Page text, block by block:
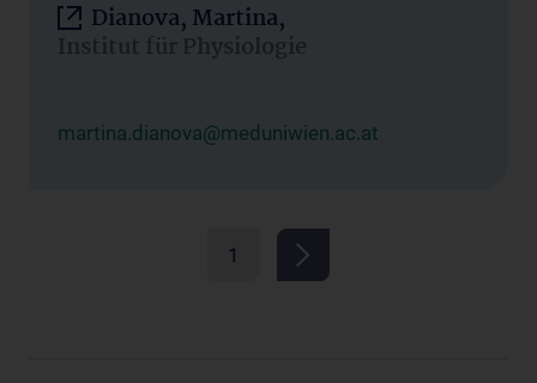
Dianova, Martina,
Institut für Physiologie
martina.dianova@meduniwien.ac.at
1